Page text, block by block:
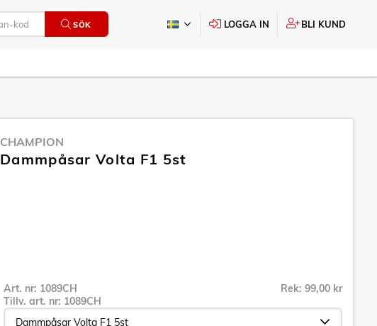
SÖK LOGGA IN BLI KUND
CHAMPION
Dammpåsar Volta F1 5st
Art. nr: 1089CH
Tillv. art. nr: 1089CH
Rek: 99,00 kr